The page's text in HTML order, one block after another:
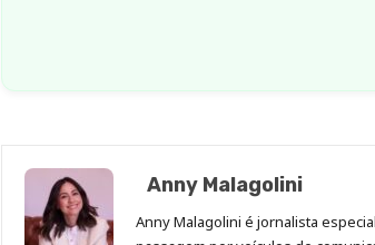
Anny Malagolini
Anny Malagolini é jornalista